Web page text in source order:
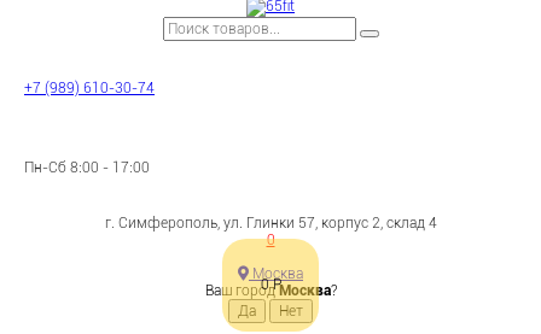
+7 (989) 610-30-74
Пн-Сб 8:00 - 17:00
г. Симферополь, ул. Глинки 57, корпус 2, склад 4
0
0Р
Москва
Ваш городМосква?